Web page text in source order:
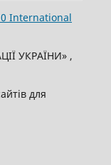
International
УКРАЇНИ» ,
для